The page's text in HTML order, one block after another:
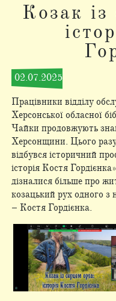
Козак
02.07.2025
Працівники відділу
Херсонської обласної
Чайки продовжують
Херсонщини. Цього разу
відбувся історичний
історія Костя
дізналися більше про
козацький рух одного
– Костя Гордієнка.